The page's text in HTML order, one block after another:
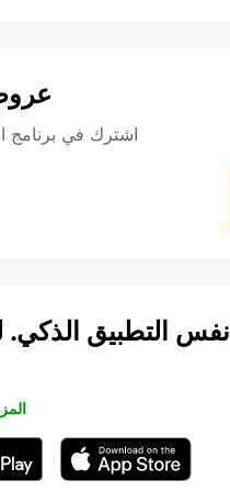
اشترك في برنامج
نفس التطبيق الذكي.